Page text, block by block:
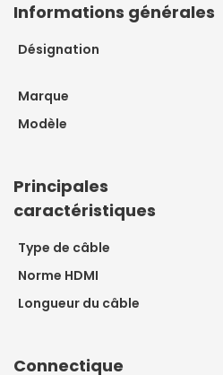
Informations générales
Désignation
Marque
Modèle
Principales
caractéristiques
Type de câble
Norme HDMI
Longueur du câble
Connectique